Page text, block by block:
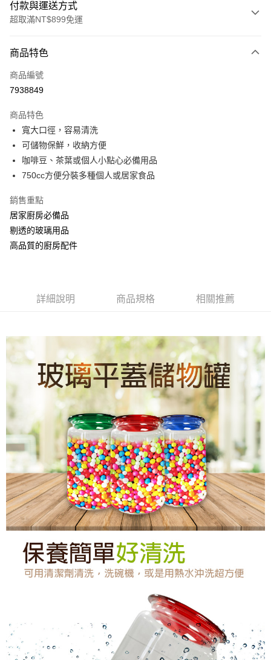
付款與運送方式
超取滿NT$899免運
信用卡一次付款
信用卡分期付款
合作金庫商業銀行
華南商業銀行
上海商業儲蓄銀行
國泰世華商業銀行
兆豐國際商業銀行
臺灣中小企業銀行
台中商業銀行
聯邦商業銀行
元大商業銀行
台新國際商業銀行
台灣樂天信用卡公司
超商取貨付款
LINE Pay
悠遊付
Google Pay
每筆NT$60，滿NT$899(含以上)免運費
7-11取貨付款
每筆NT$60，滿NT$899(含以上)免運費
貨運宅配
每筆NT$150，滿NT$899(含以上)免運費
離島/件,超另計
每筆NT$350
週二早上8:30前完成訂購之訂單週四自取
免運費
貨到付款
每筆NT$150，滿NT$899(含以上)免運費
商品特色
商品編號
7938849
商品特色
寬大口徑，容易清洗
可儲物保鮮，收納方便
咖啡豆、茶葉或個人小點心必備用品
750cc方便分裝多種個人或居家食品
銷售重點
居家廚房必備品
剔透的玻璃用品
高品質的廚房配件
詳細說明 商品規格 相關推薦